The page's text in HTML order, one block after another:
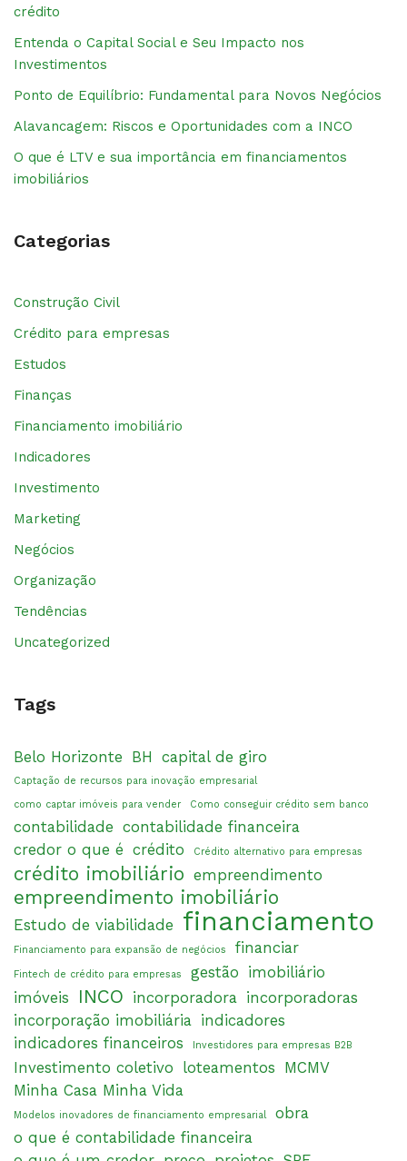
crédito
Entenda o Capital Social e Seu Impacto nos
Investimentos
Ponto de Equilíbrio: Fundamental para Novos Negócios
Alavancagem: Riscos e Oportunidades com a INCO
O que é LTV e sua importância em financiamentos
imobiliários
Categorias
Construção Civil
Crédito para empresas
Estudos
Finanças
Financiamento imobiliário
Indicadores
Investimento
Marketing
Negócios
Organização
Tendências
Uncategorized
Tags
Belo Horizonte BH capital de giro
Captação de recursos para inovação empresarial
como captar imóveis para vender
Como conseguir crédito sem banco
contabilidade contabilidade financeira
credor o que é crédito Crédito alternativo para empresas
crédito imobiliário empreendimento
empreendimento imobiliário
Estudo de viabilidade financiamento
Financiamento para expansão de negócios financiar
Fintech de crédito para empresas gestão imobiliário
imóveis
INCO incorporadora incorporadoras
incorporação imobiliária indicadores
indicadores financeiros
Investidores para empresas B2B
Investimento coletivo loteamentos MCMV
Minha Casa Minha Vida
Modelos inovadores de financiamento empresarial
obra
o que é contabilidade financeira